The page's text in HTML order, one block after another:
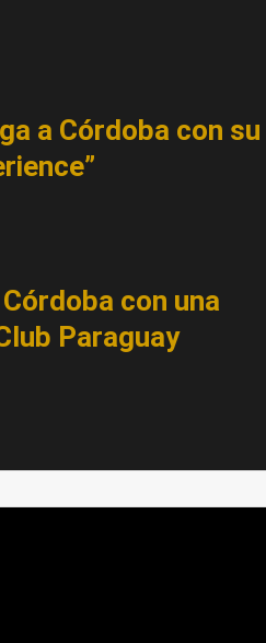
a Córdoba con su
con una
Paraguay